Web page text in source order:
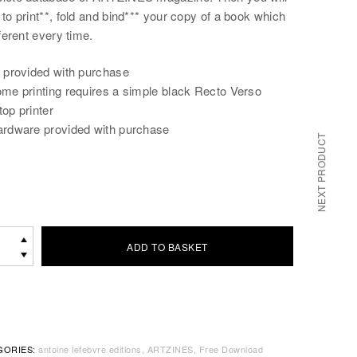
print**, fold and bind*** your copy of a book which
every time.
with purchase
printing requires a simple black Recto Verso
printer
provided with purchase
ADD TO BASKET
antoine lefebvre editions ARTZINES Free Download
NEXT PRODUCT